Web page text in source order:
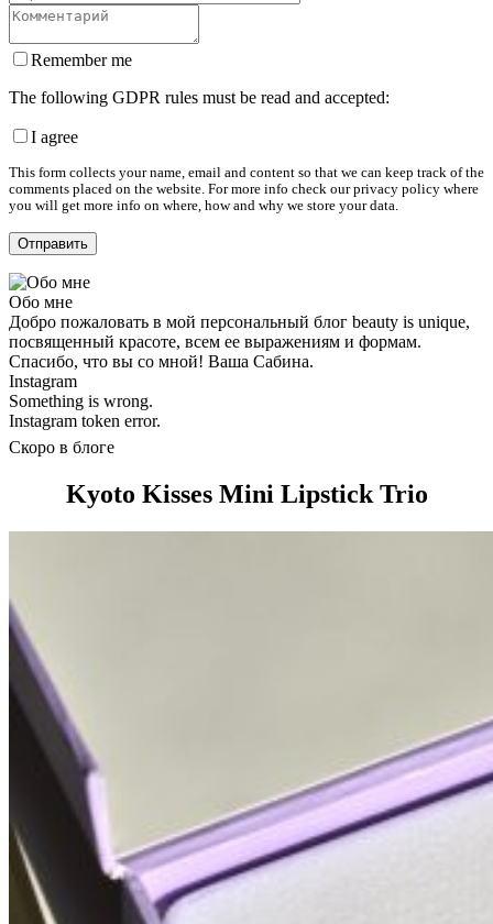
Remember me
The following GDPR rules must be read and accepted:
I agree
This form collects your name, email and content so that we can keep track of the
comments placed on the website. For more info check our privacy policy where
you will get more info on where, how and why we store your data.
Обо мне
Добро пожаловать в мой персональный блог beauty is unique,
посвященный красоте, всем ее выражениям и формам.
Спасибо, что вы со мной! Ваша Сабина.
Instagram
Something is wrong.
Instagram token error.
Скоро в блоге
Kyoto Kisses Mini Lipstick Trio